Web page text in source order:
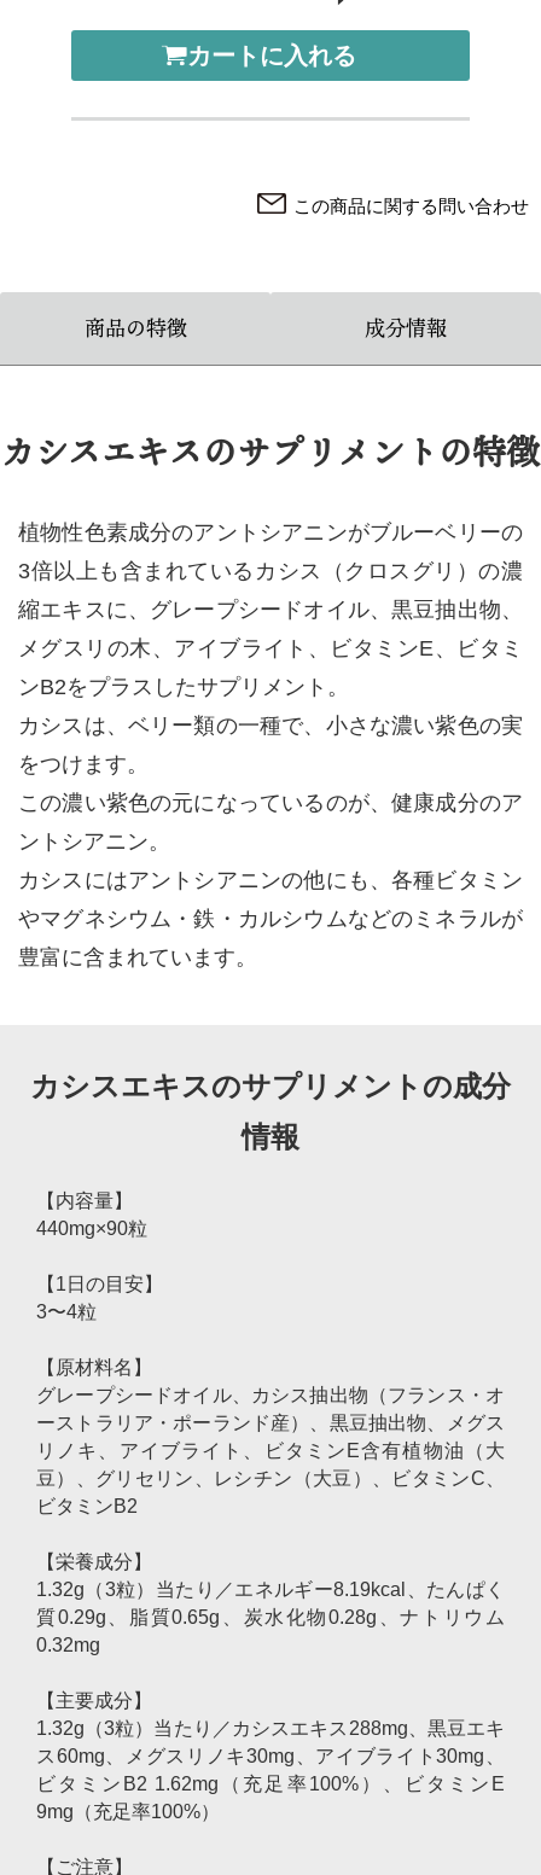
カートに入れる
この商品に関する問い合わせ
商品の特徴 成分情報
カシスエキスのサプリメントの特徴
植物性色素成分のアントシアニンがブルーベリーの
3倍以上も含まれているカシス（クロスグリ）の濃
縮エキスに、グレープシードオイル、黒豆抽出物、
メグスリの木、アイブライト、ビタミンE、ビタミ
ンB2をプラスしたサプリメント。
カシスは、ベリー類の一種で、小さな濃い紫色の実
をつけます。
この濃い紫色の元になっているのが、健康成分のア
ントシアニン。
カシスにはアントシアニンの他にも、各種ビタミン
やマグネシウム・鉄・カルシウムなどのミネラルが
豊富に含まれています。
カシスエキスのサプリメントの成分
情報
【内容量】
440mg×90粒
【1日の目安】
3〜4粒
【原材料名】
グレープシードオイル、カシス抽出物（フランス・オ
ーストラリア・ポーランド産）、黒豆抽出物、メグス
リノキ、アイブライト、ビタミンE含有植物油（大
豆）、グリセリン、レシチン（大豆）、ビタミンC、
ビタミンB2
【栄養成分】
1.32g（3粒）当たり／エネルギー8.19kcal、たんぱく
質0.29g、脂質0.65g、炭水化物0.28g、ナトリウム
0.32mg
【主要成分】
1.32g（3粒）当たり／カシスエキス288mg、黒豆エキ
ス60mg、メグスリノキ30mg、アイブライト30mg、
ビタミンB2 1.62mg（充足率100%）、ビタミンE
9mg（充足率100%）
【ご注意】